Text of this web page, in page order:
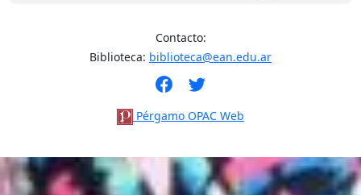
Contacto:
Biblioteca: biblioteca@ean.edu.ar
Pérgamo OPAC Web